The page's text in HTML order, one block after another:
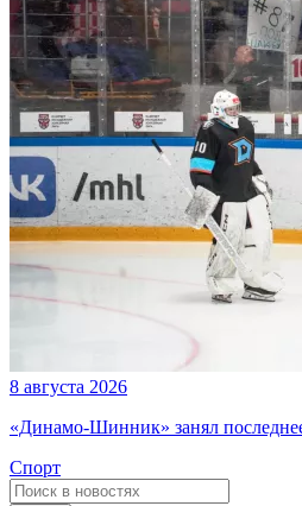
8 августа 2026
«Динамо-Шинник» занял
Спорт